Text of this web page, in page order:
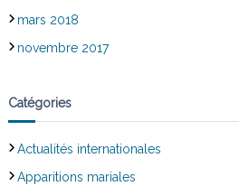
mars 2018
novembre 2017
Catégories
Actualités internationales
Apparitions mariales